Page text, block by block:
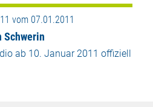
vom 07.01.2011
Schwerin
ab 10. Januar 2011 offiziell